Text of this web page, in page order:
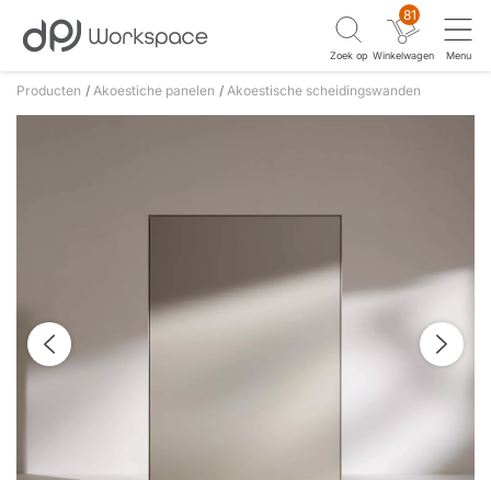
Zoek op
81
Winkelwagen Menu
Producten Akoestiche panelen Akoestische scheidingswanden